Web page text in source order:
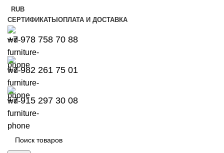
RUB
СЕРТИФИКАТЫОПЛАТА И ДОСТАВКА
+7 978 758 70 88
+7 982 261 75 01
+7 915 297 30 08